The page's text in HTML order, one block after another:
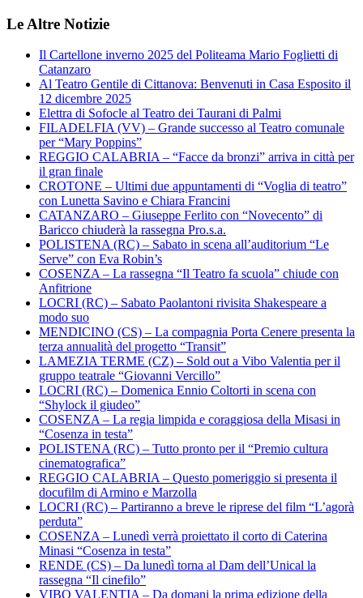
Le Altre Notizie
Il Cartellone inverno 2025 del Politeama Mario Foglietti di
Catanzaro
Al Teatro Gentile di Cittanova: Benvenuti in Casa Esposito il
12 dicembre 2025
Elettra di Sofocle al Teatro dei Taurani di Palmi
FILADELFIA (VV) – Grande successo al Teatro comunale
per “Mary Poppins”
REGGIO CALABRIA – “Facce da bronzi” arriva in città per
il gran finale
CROTONE – Ultimi due appuntamenti di “Voglia di teatro”
con Lunetta Savino e Chiara Francini
CATANZARO – Giuseppe Ferlito con “Novecento” di
Baricco chiuderà la rassegna Pro.s.a.
POLISTENA (RC) – Sabato in scena all’auditorium “Le
Serve” con Eva Robin’s
COSENZA – La rassegna “Il Teatro fa scuola” chiude con
Anfitrione
LOCRI (RC) – Sabato Paolantoni rivisita Shakespeare a
modo suo
MENDICINO (CS) – La compagnia Porta Cenere presenta la
terza annualità del progetto “Transit”
LAMEZIA TERME (CZ) – Sold out a Vibo Valentia per il
gruppo teatrale “Giovanni Vercillo”
LOCRI (RC) – Domenica Ennio Coltorti in scena con
“Shylock il giudeo”
COSENZA – La regia limpida e coraggiosa della Misasi in
“Cosenza in testa”
POLISTENA (RC) – Tutto pronto per il “Premio cultura
cinematografica”
REGGIO CALABRIA – Questo pomeriggio si presenta il
docufilm di Armino e Marzolla
LOCRI (RC) – Partiranno a breve le riprese del film “L’agorà
perduta”
COSENZA – Lunedì verrà proiettato il corto di Caterina
Minasi “Cosenza in testa”
RENDE (CS) – Da lunedì torna al Dam dell’Unical la
rassegna “Il cinefilo”
VIBO VALENTIA – Da domani la prima edizione della